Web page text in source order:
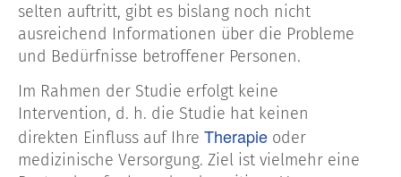
selten auftritt, gibt es bislang noch nicht
ausreichend Informationen über die Probleme
und Bedürfnisse betroffener Personen.
Im Rahmen der Studie erfolgt keine
Intervention, d. h. die Studie hat keinen
direkten Einfluss auf Ihre Therapie oder
medizinische Versorgung. Ziel ist vielmehr eine